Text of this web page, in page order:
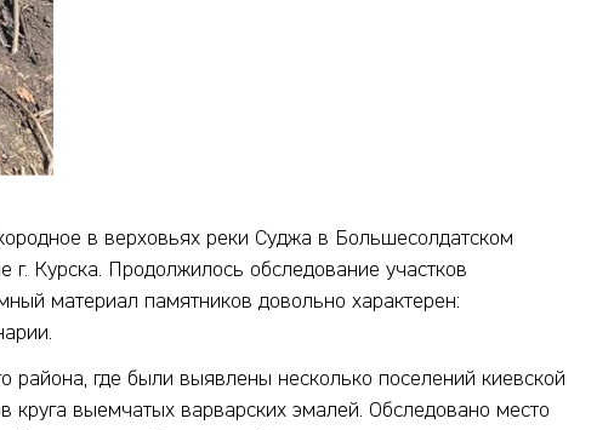
в верховьях реки Суджа в Большесолдатском
Курска. Продолжилось обследование участков
материал памятников довольно характерен:
района, где были выявлены несколько поселений киевской
выемчатых варварских эмалей. Обследовано место